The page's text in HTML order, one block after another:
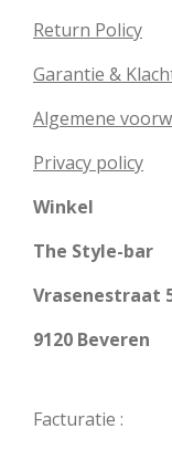
Return Policy
Garantie &
Algemene
Privacy policy
Winkel
The Style-bar
Vrasenestraat
9120 Beveren
Facturatie :